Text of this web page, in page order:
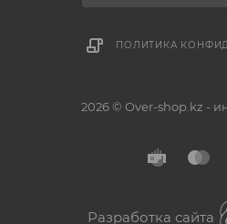
ПОЛИТИКА
2026 © Over-shop.kz -
Разработка сайта